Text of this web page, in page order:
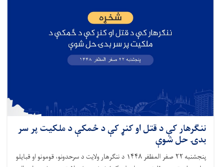
ننګرهار کې د قتل او کنړ کې د ځمکې د ملکيت پر سر
بدۍ حل شوې
پنجشنبه ۲۲ صفر المظفر ۱۴۴۸ د ننګرهار ولايت د سرحدونو، قومونو او قبايلو